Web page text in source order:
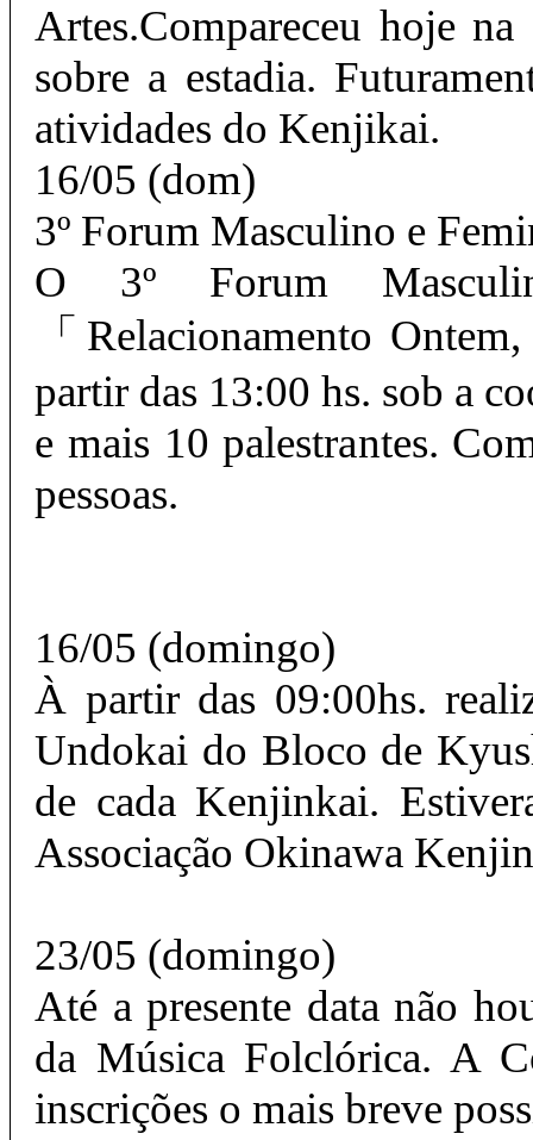
Artes.Compareceu hoje
sobre a estadia.
atividades do Kenjikai.
16/05 (dom)
3º Forum Masculino e
O 3º Forum
「Relacionamento
partir das 13:00 hs. sob a
e mais 10 palestrantes.
pessoas.
16/05 (domingo)
À partir das 09:00hs.
Undokai do Bloco de
de cada Kenjinkai.
Associação Okinawa
23/05 (domingo)
Até a presente data não
da Música Folclórica. A
inscrições o mais breve